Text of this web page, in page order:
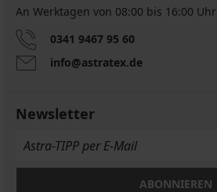
2er-
PACK
Menstruationsslip
Tag
40,99
2er-
PACK
Menstruationsslip
Moon
für
Ta...
€
Menstruationsslip
Bellinda
für
die
mittelstarken
€
3+1
GRATIS
An Werktagen von 08:00 bis 16:00 Uhr
0341 9467 95 60
info@astratex.de
Newsletter
ABONNIEREN